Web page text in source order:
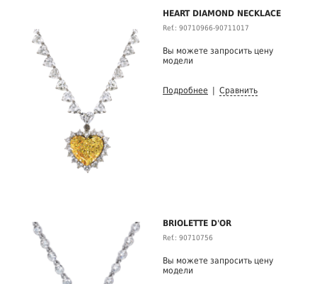
HEART DIAMOND NECKLACE
Ref.: 90710966-90711017
Вы можете запросить цену
модели
Подробнее Сравнить
BRIOLETTE D'OR
Ref.: 90710756
Вы можете запросить цену
модели